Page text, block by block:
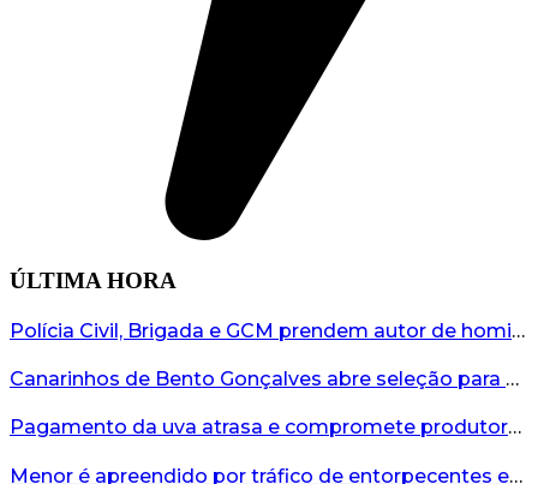
ÚLTIMA HORA
Polícia Civil, Brigada e GCM prendem autor de homicídio em Bento Gonçalves...
Canarinhos de Bento Gonçalves abre seleção para novos integrantes...
Pagamento da uva atrasa e compromete produtores...
Menor é apreendido por tráfico de entorpecentes em Veranópolis...